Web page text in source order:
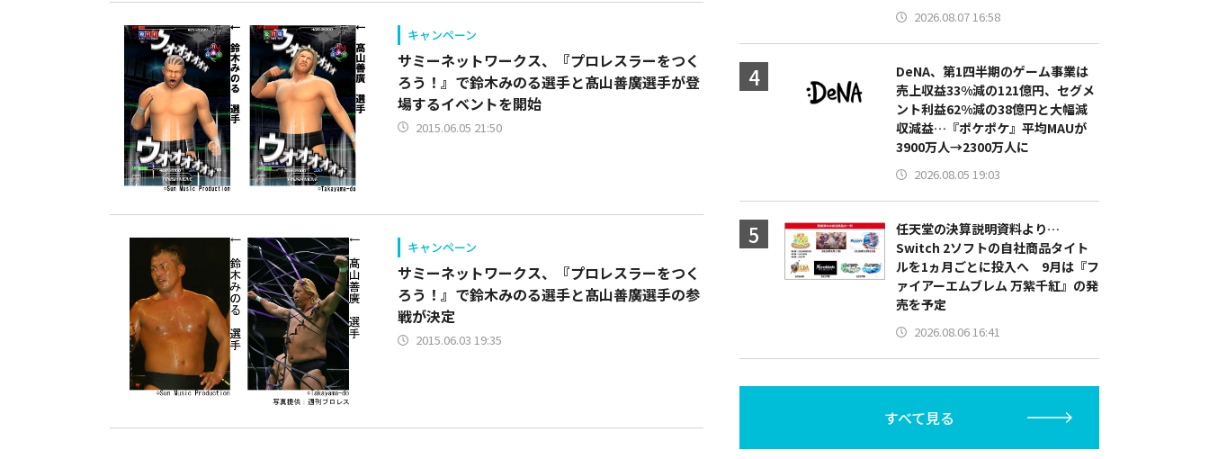
キャンペーン
サミーネットワークス、『プロレスラーをつく
ろう！』で鈴木みのる選手と髙山善廣選手が登
場するイベントを開始
2015.06.05 21:50
キャンペーン
サミーネットワークス、『プロレスラーをつく
ろう！』で鈴木みのる選手と髙山善廣選手の参
戦が決定
2015.06.03 19:35
2026.08.07 16:58
DeNA、第1四半期のゲーム事業は
売上収益33%減の121億円、セグメ
ント利益62%減の38億円と大幅減
収減益…『ポケポケ』平均MAUが
3900万人→2300万人に
2026.08.05 19:03
任天堂の決算説明資料より…
Switch 2ソフトの自社商品タイト
ルを1ヵ月ごとに投入へ 9月は『フ
ァイアーエムブレム 万紫千紅』の発
売を予定
2026.08.06 16:41
すべて見る